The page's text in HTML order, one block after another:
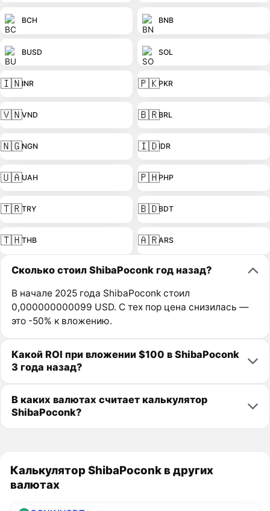
BCH BNB
BUSD SOL
🇮🇳INR 🇵🇰PKR
🇻🇳VND 🇧🇷BRL
🇳🇬NGN 🇮🇩IDR
🇺🇦UAH 🇵🇭PHP
🇹🇷TRY 🇧🇩BDT
🇹🇭THB 🇦🇷ARS
Сколько стоил ShibaPoconk год назад?
В начале 2025 года ShibaPoconk стоил
0,000000000099 USD. С тех пор цена снизилась —
это -50% к вложению.
Какой ROI при вложении $100 в ShibaPoconk
3 года назад?
В каких валютах считает калькулятор
ShibaPoconk?
Калькулятор ShibaPoconk в других
валютах